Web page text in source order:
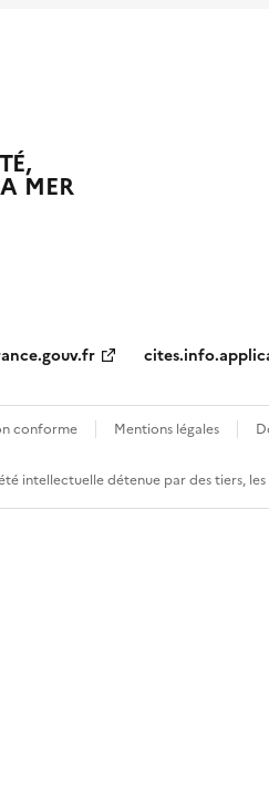
MER
conforme Mentions légales
intellectuelle détenue par des tiers,